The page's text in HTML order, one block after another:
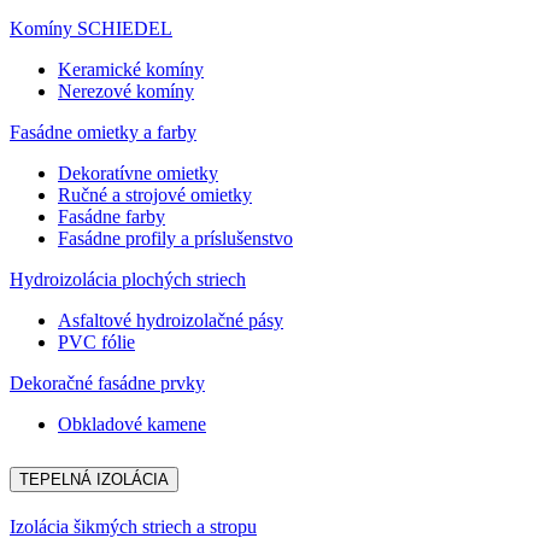
Komíny SCHIEDEL
Keramické komíny
Nerezové komíny
Fasádne omietky a farby
Dekoratívne omietky
Ručné a strojové omietky
Fasádne farby
Fasádne profily a príslušenstvo
Hydroizolácia plochých striech
Asfaltové hydroizolačné pásy
PVC fólie
Dekoračné fasádne prvky
Obkladové kamene
TEPELNÁ IZOLÁCIA
Izolácia šikmých striech a stropu